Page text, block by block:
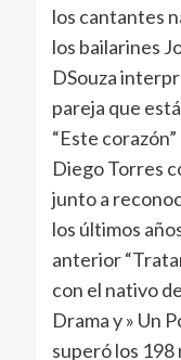
los cantantes
los bailarines
DSouza
pareja que
“Este
Diego Torres
junto a
los últimos
anterior
con el nativo
Drama y » Un
superó los 198